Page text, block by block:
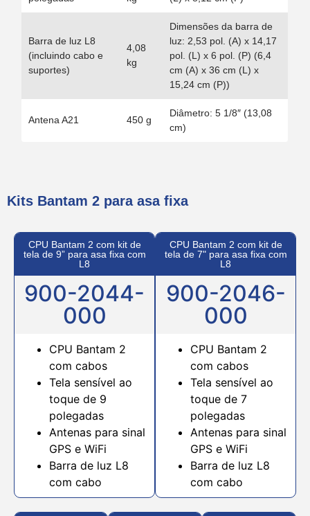
Barra de luz L8
(incluindo cabo e
suportes)
4,08
kg
Dimensões da barra de
luz: 2,53 pol. (A) x 14,17
pol. (L) x 6 pol. (P) (6,4
cm (A) x 36 cm (L) x
15,24 cm (P))
Antena A21 450 g
Diâmetro: 5 1/8″ (13,08
cm)
Kits Bantam 2 para asa fixa
CPU Bantam 2 com kit de
tela de 9” para asa fixa com
L8
900-2044-
000
CPU Bantam 2
com cabos
Tela sensível ao
toque de 9
polegadas
Antenas para sinal
GPS e WiFi
Barra de luz L8
com cabo
CPU Bantam 2 com kit de
tela de 7" para asa fixa com
L8
900-2046-
000
CPU Bantam 2
com cabos
Tela sensível ao
toque de 7
polegadas
Antenas para sinal
GPS e WiFi
Barra de luz L8
com cabo